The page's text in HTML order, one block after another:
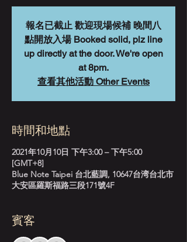
報名已截止 歡迎現場候補 晚間八
點開放入場 Booked solid, plz line
up directly at the door. We're open
at 8pm.
查看其他活動 Other Events
時間和地點
2021年10月10日 下午3:00 – 下午5:00
[GMT+8]
Blue Note Taipei 台北藍調, 10647台湾台北市
大安區羅斯福路三段171號4F
賓客